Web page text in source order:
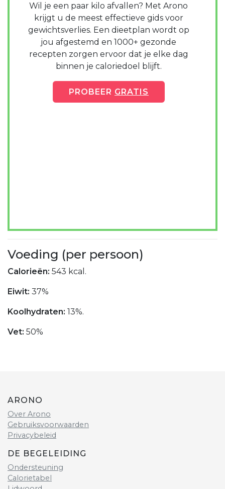
Wil je een paar kilo afvallen? Met Arono
krijgt u de meest effectieve gids voor
gewichtsverlies. Een dieetplan wordt op
jou afgestemd en 1000+ gezonde
recepten zorgen ervoor dat je elke dag
binnen je caloriedoel blijft.
PROBEER GRATIS
Voeding (per persoon)
Calorieën: 543 kcal.
Eiwit: 37%
Koolhydraten: 13%.
Vet: 50%
ARONO
Over Arono
Gebruiksvoorwaarden
Privacybeleid
DE BEGELEIDING
Ondersteuning
Calorietabel